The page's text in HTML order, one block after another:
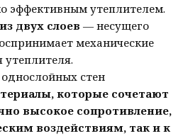
эффективным утеплителем.
двух слоев — несущего
механические
утеплителя.
стен
которые сочетают
высокое сопротивление,
воздействиям, так и к